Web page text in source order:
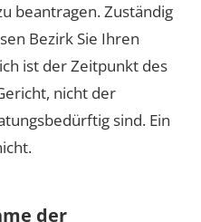
beantragen. Zuständig
Bezirk Sie Ihren
ist der Zeitpunkt des
nicht der
sind. Ein
der